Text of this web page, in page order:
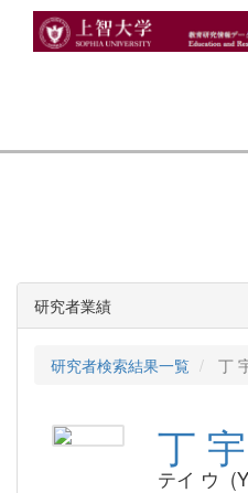
研究者業績
研究者検索結果一覧 丁
丁 宇
テイ ウ